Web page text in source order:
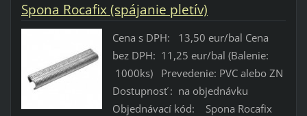
Spona Rocafix (spájanie pletív)
Cena s DPH: 13,50 eur/bal Cena
bez DPH: 11,25 eur/bal (Balenie:
1000ks) Prevedenie: PVC alebo ZN
Dostupnosť : na objednávku
Objednávací kód: Spona Rocafix